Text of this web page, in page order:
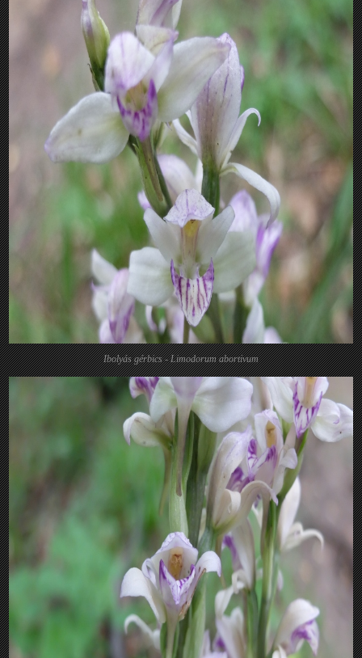
Ibolyás gérbics - Limodorum abortivum